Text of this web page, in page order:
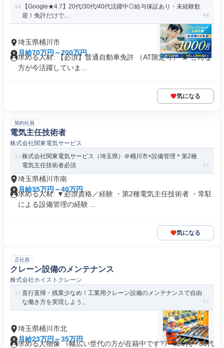
【Google★4.7】20代/30代/40代活躍中◎給与保証あり・未経験歓
迎！免許だけで...
埼玉県桶川市
月給70万円～200万円
求める人材: 【必須】普通自動車免許 （AT限定可） ★ こんな
方が今活躍していま...
気になる
契約社員
電気主任技術者
株式会社関東電気サービス
株式会社関東電気サービス（埼玉県）＠桶川市×設備管理＊第2種
電気主任技術者必須
埼玉県桶川市南
月給35万円～40万円
求める人材: ▼必須資格／経験 ・第2種電気主任技術者 ・常駐
による設備管理の経験 ...
気になる
正社員
クレーン設備のメンテナンス
株式会社ホイストクレーン
直行直帰・残業少なめ！工業用クレーン設備のメンテナンスで自由
な働き方を実現しよう。
埼玉県桶川市北
月給23万円～35万円
求める人物像 《幅広い世代の方が在籍中です?》 ■20代・30代